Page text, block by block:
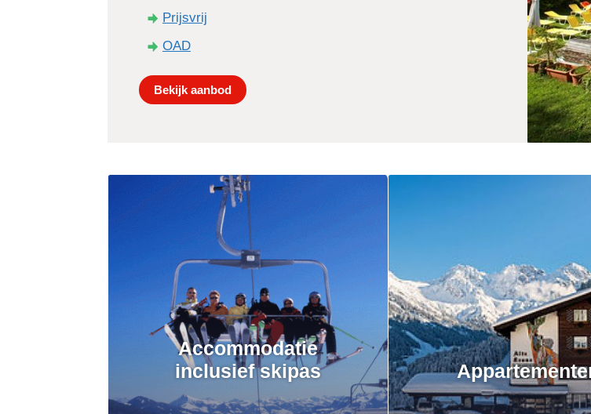
Prijsvrij
OAD
Bekijk aanbod
Accommodatie
inclusief skipas